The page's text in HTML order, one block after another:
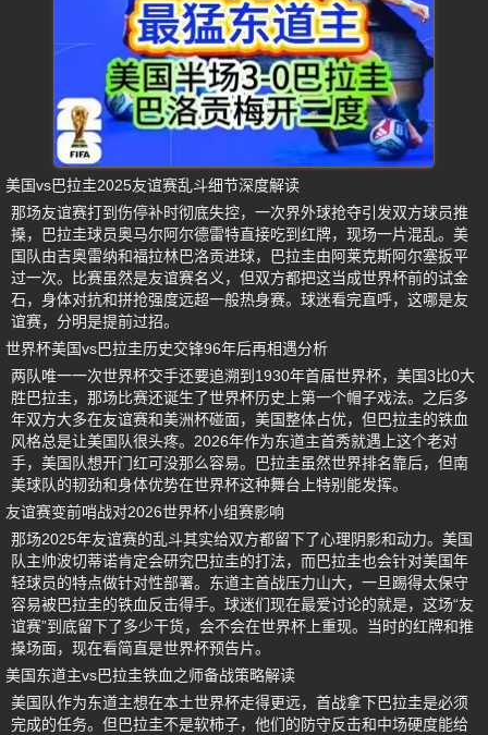
美国vs巴拉圭2025友谊赛乱斗细节深度解读
那场友谊赛打到伤停补时彻底失控，一次界外球抢夺引发双方球员推
搡，巴拉圭球员奥马尔阿尔德雷特直接吃到红牌，现场一片混乱。美
国队由吉奥雷纳和福拉林巴洛贡进球，巴拉圭由阿莱克斯阿尔塞扳平
过一次。比赛虽然是友谊赛名义，但双方都把这当成世界杯前的试金
石，身体对抗和拼抢强度远超一般热身赛。球迷看完直呼，这哪是友
谊赛，分明是提前过招。
世界杯美国vs巴拉圭历史交锋96年后再相遇分析
两队唯一一次世界杯交手还要追溯到1930年首届世界杯，美国3比0大
胜巴拉圭，那场比赛还诞生了世界杯历史上第一个帽子戏法。之后多
年双方大多在友谊赛和美洲杯碰面，美国整体占优，但巴拉圭的铁血
风格总是让美国队很头疼。2026年作为东道主首秀就遇上这个老对
手，美国队想开门红可没那么容易。巴拉圭虽然世界排名靠后，但南
美球队的韧劲和身体优势在世界杯这种舞台上特别能发挥。
友谊赛变前哨战对2026世界杯小组赛影响
那场2025年友谊赛的乱斗其实给双方都留下了心理阴影和动力。美国
队主帅波切蒂诺肯定会研究巴拉圭的打法，而巴拉圭也会针对美国年
轻球员的特点做针对性部署。东道主首战压力山大，一旦踢得太保守
容易被巴拉圭的铁血反击得手。球迷们现在最爱讨论的就是，这场“友
谊赛”到底留下了多少干货，会不会在世界杯上重现。当时的红牌和推
搡场面，现在看简直是世界杯预告片。
美国东道主vs巴拉圭铁血之师备战策略解读
美国队作为东道主想在本土世界杯走得更远，首战拿下巴拉圭是必须
完成的任务。但巴拉圭不是软柿子，他们的防守反击和中场硬度能给